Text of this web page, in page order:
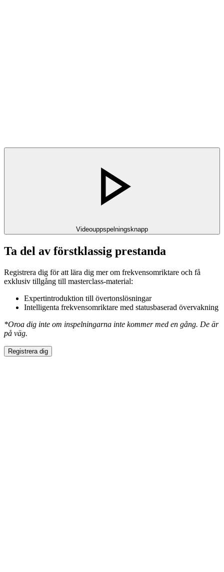
Videouppspelningsknapp
Ta del av förstklassig prestanda
Registrera dig för att lära dig mer om frekvensomriktare och få
exklusiv tillgång till masterclass-material:
Expertintroduktion till övertonslösningar
Intelligenta frekvensomriktare med statusbaserad övervakning
*Oroa dig inte om inspelningarna inte kommer med en gång. De är
på väg.
Registrera dig